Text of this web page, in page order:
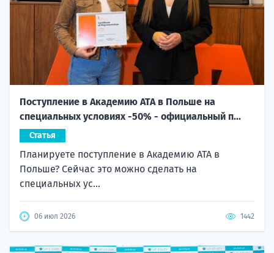
Поступление в Академию ATA в Польше на
специальных условиях -50% - официальный п...
Статья
Планируете поступление в Академию ATA в
Польше? Сейчас это можно сделать на
специальных ус...
06 июл 2026 1442